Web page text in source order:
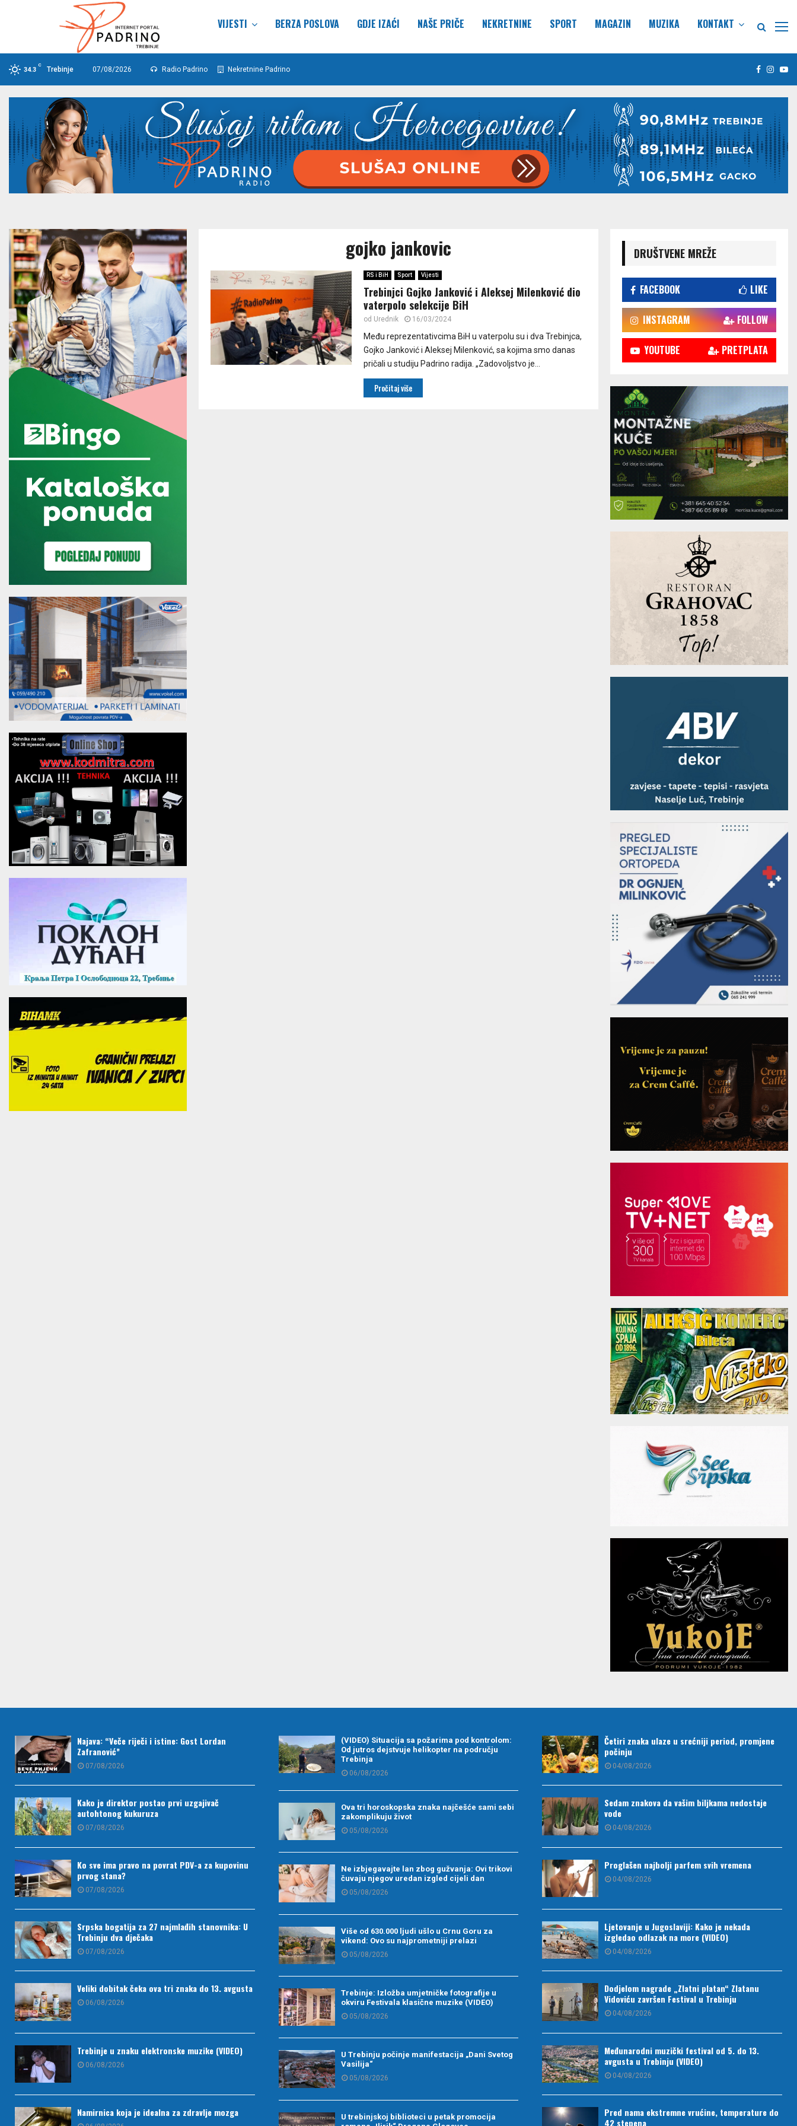
VIJESTI BERZA POSLOVA GDJE IZAĆI NAŠE PRIČE NEKRETNINE SPORT MAGAZIN MUZIKA KONTAKT
34.3
C
Trebinje 07/08/2026 Radio Padrino Nekretnine Padrino Facebook
gojko jankovic
RS i BiH Sport Vijesti
Trebinjci Gojko Janković i Aleksej Milenković dio
vaterpolo selekcije BiH
od Urednik 16/03/2024
Među reprezentativcima BiH u vaterpolu su i dva Trebinjca,
Gojko Janković i Aleksej Milenković, sa kojima smo danas
pričali u studiju Padrino radija. „Zadovoljstvo je...
Pročitaj više
DRUŠTVENE MREŽE
FACEBOOK LIKE
INSTAGRAM FOLLOW
YOUTUBE PRETPLATA
Najava: “Veče riječi i istine: Gost Lordan
Zafranović”
07/08/2026
Kako je direktor postao prvi uzgajivač
autohtonog kukuruza
07/08/2026
Ko sve ima pravo na povrat PDV-a za kupovinu
prvog stana?
07/08/2026
Srpska bogatija za 27 najmlađih stanovnika: U
Trebinju dva dječaka
07/08/2026
Veliki dobitak čeka ova tri znaka do 13. avgusta
06/08/2026
Trebinje u znaku elektronske muzike (VIDEO)
06/08/2026
Namirnica koja je idealna za zdravlje mozga
(VIDEO) Situacija sa požarima pod kontrolom:
Od jutros dejstvuje helikopter na području
Trebinja
06/08/2026
Ova tri horoskopska znaka najčešće sami sebi
zakomplikuju život
05/08/2026
Ne izbjegavajte lan zbog gužvanja: Ovi trikovi
čuvaju njegov uredan izgled cijeli dan
05/08/2026
Više od 630.000 ljudi ušlo u Crnu Goru za
vikend: Ovo su najprometniji prelazi
05/08/2026
Trebinje: Izložba umjetničke fotografije u
okviru Festivala klasične muzike (VIDEO)
05/08/2026
U Trebinju počinje manifestacija „Dani Svetog
Vasilija“
05/08/2026
U trebinjskoj biblioteci u petak promocija
Četiri znaka ulaze u srećniji period, promjene
počinju
04/08/2026
Sedam znakova da vašim biljkama nedostaje
vode
04/08/2026
Proglašen najbolji parfem svih vremena
04/08/2026
Ljetovanje u Jugoslaviji: Kako je nekada
izgledao odlazak na more (VIDEO)
04/08/2026
Dodjelom nagrade „Zlatni platan“ Zlatanu
Vidoviću završen Festival u Trebinju
04/08/2026
Međunarodni muzički festival od 5. do 13.
avgusta u Trebinju (VIDEO)
04/08/2026
Pred nama ekstremne vrućine, temperature do
42 stepena